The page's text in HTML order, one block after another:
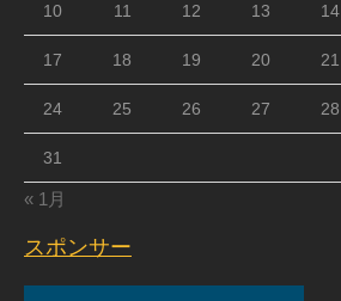
10 11 12 13 14
17 18 19 20 21
24 25 26 27 28
31
« 1月
スポンサー